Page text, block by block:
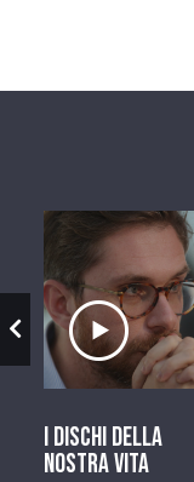
I dischi della
nostra vita